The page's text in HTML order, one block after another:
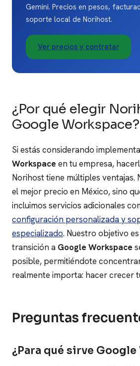
Gemini. Precios en pesos,
soporte local de Norihost.
Ver precios y contratar
¿Por qué elegir
Google Workspace?
Si estás considerando
Workspace en tu empresa,
Norihost tiene múltiples ventajas.
el mejor precio en México, sino
incluimos servicios adicionales
configuración personalizada y
especializado. Nuestro objetivo
transición a Google Workspace
posible, permitiéndote
realmente importa: hacer crecer
Preguntas
¿Para qué sirve